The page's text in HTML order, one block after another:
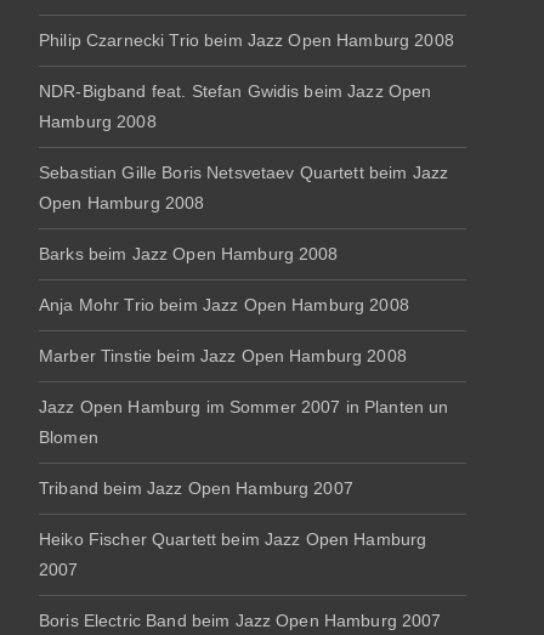
Philip Czarnecki Trio beim Jazz Open Hamburg 2008
NDR-Bigband feat. Stefan Gwidis beim Jazz Open
Hamburg 2008
Sebastian Gille Boris Netsvetaev Quartett beim Jazz
Open Hamburg 2008
Barks beim Jazz Open Hamburg 2008
Anja Mohr Trio beim Jazz Open Hamburg 2008
Marber Tinstie beim Jazz Open Hamburg 2008
Jazz Open Hamburg im Sommer 2007 in Planten un
Blomen
Triband beim Jazz Open Hamburg 2007
Heiko Fischer Quartett beim Jazz Open Hamburg
2007
Boris Electric Band beim Jazz Open Hamburg 2007